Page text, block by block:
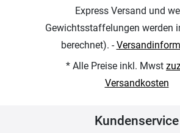
Express Versand und
Gewichtsstaffelungen werden
berechnet). -
* Alle Preise inkl. Mwst
Versandkosten
Kundenservice